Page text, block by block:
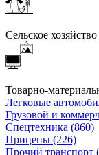
Сельское хозяйство
Товарно-
Легковые
Грузовой и
Спецтехника (860)
Прицепы (226)
Прочий транспорт